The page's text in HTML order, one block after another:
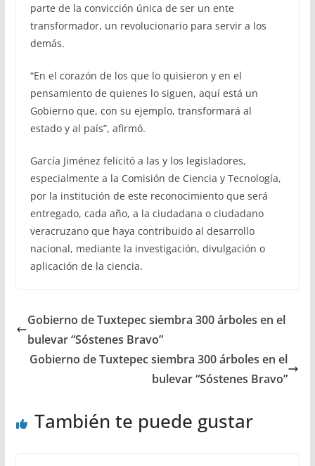
parte de la convicción única de ser un ente
transformador, un revolucionario para servir a los
demás.
“En el corazón de los que lo quisieron y en el
pensamiento de quienes lo siguen, aquí está un
Gobierno que, con su ejemplo, transformará al
estado y al país”, afirmó.
García Jiménez felicitó a las y los legisladores,
especialmente a la Comisión de Ciencia y Tecnología,
por la institución de este reconocimiento que será
entregado, cada año, a la ciudadana o ciudadano
veracruzano que haya contribuido al desarrollo
nacional, mediante la investigación, divulgación o
aplicación de la ciencia.
Gobierno de Tuxtepec siembra 300 árboles en el
bulevar “Sóstenes Bravo”
Gobierno de Tuxtepec siembra 300 árboles en el
bulevar “Sóstenes Bravo”
También te puede gustar